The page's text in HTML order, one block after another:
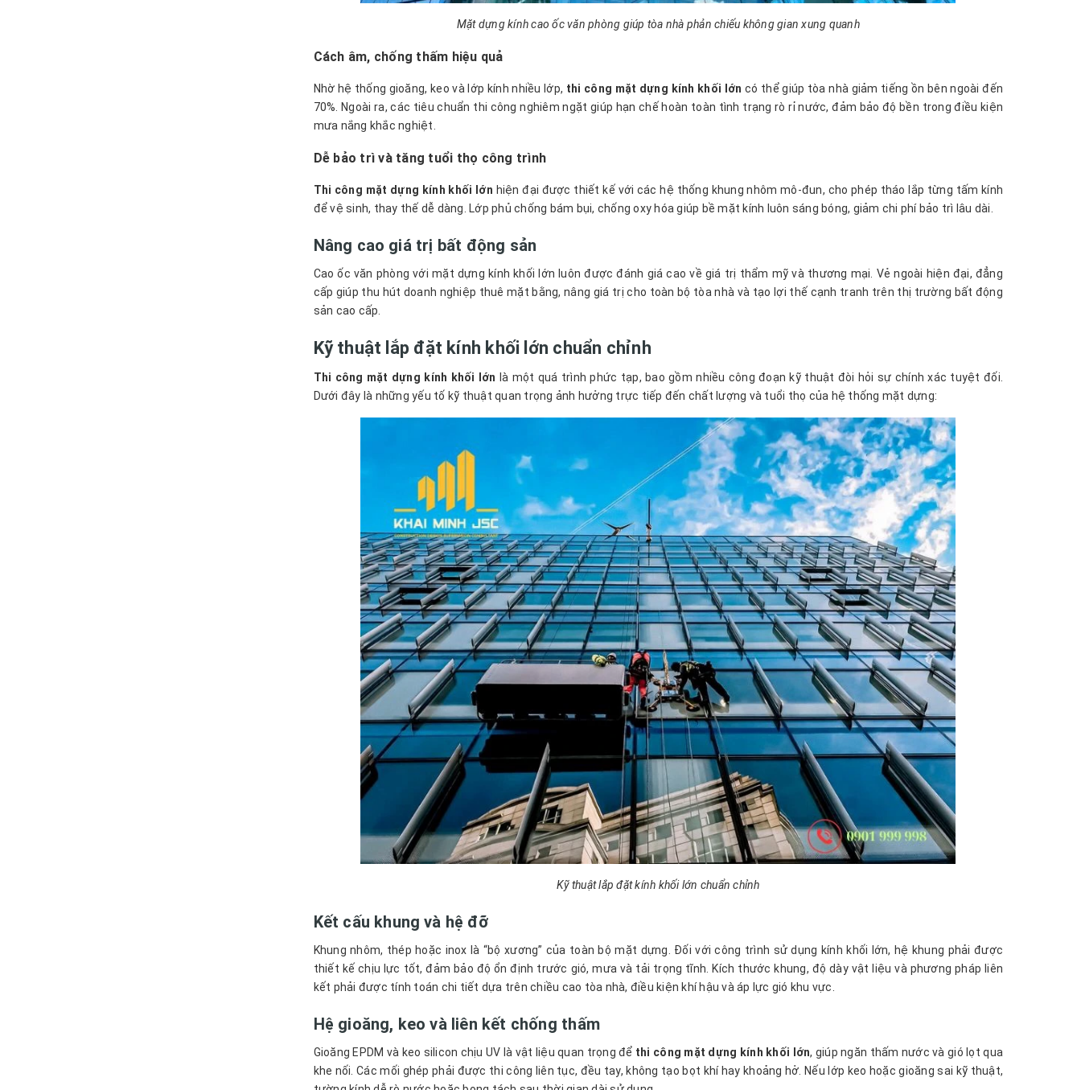
Mặt dựng kính cao ốc văn phòng giúp tòa nhà phản chiếu không gian xung quanh
Cách âm, chống thấm hiệu quả
Nhờ hệ thống gioăng, keo và lớp kính nhiều lớp, thi công mặt dựng kính khối lớn có thể giúp tòa nhà giảm tiếng ồn bên ngoài đến
70%. Ngoài ra, các tiêu chuẩn thi công nghiêm ngặt giúp hạn chế hoàn toàn tình trạng rò rỉ nước, đảm bảo độ bền trong điều kiện
mưa nắng khắc nghiệt.
Dễ bảo trì và tăng tuổi thọ công trình
Thi công mặt dựng kính khối lớn hiện đại được thiết kế với các hệ thống khung nhôm mô-đun, cho phép tháo lắp từng tấm kính
để vệ sinh, thay thế dễ dàng. Lớp phủ chống bám bụi, chống oxy hóa giúp bề mặt kính luôn sáng bóng, giảm chi phí bảo trì lâu dài.
Nâng cao giá trị bất động sản
Cao ốc văn phòng với mặt dựng kính khối lớn luôn được đánh giá cao về giá trị thẩm mỹ và thương mại. Vẻ ngoài hiện đại, đẳng
cấp giúp thu hút doanh nghiệp thuê mặt bằng, nâng giá trị cho toàn bộ tòa nhà và tạo lợi thế cạnh tranh trên thị trường bất động
sản cao cấp.
Kỹ thuật lắp đặt kính khối lớn chuẩn chỉnh
Thi công mặt dựng kính khối lớn là một quá trình phức tạp, bao gồm nhiều công đoạn kỹ thuật đòi hỏi sự chính xác tuyệt đối.
Dưới đây là những yếu tố kỹ thuật quan trọng ảnh hưởng trực tiếp đến chất lượng và tuổi thọ của hệ thống mặt dựng:
Kỹ thuật lắp đặt kính khối lớn chuẩn chỉnh
Kết cấu khung và hệ đỡ
Khung nhôm, thép hoặc inox là “bộ xương” của toàn bộ mặt dựng. Đối với công trình sử dụng kính khối lớn, hệ khung phải được
thiết kế chịu lực tốt, đảm bảo độ ổn định trước gió, mưa và tải trọng tĩnh. Kích thước khung, độ dày vật liệu và phương pháp liên
kết phải được tính toán chi tiết dựa trên chiều cao tòa nhà, điều kiện khí hậu và áp lực gió khu vực.
Hệ gioăng, keo và liên kết chống thấm
Gioăng EPDM và keo silicon chịu UV là vật liệu quan trọng để thi công mặt dựng kính khối lớn, giúp ngăn thấm nước và gió lọt qua
khe nối. Các mối ghép phải được thi công liên tục, đều tay, không tạo bọt khí hay khoảng hở. Nếu lớp keo hoặc gioăng sai kỹ thuật,